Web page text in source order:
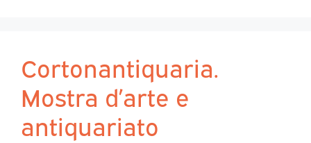
Cortonantiquaria.
Mostra d’arte e
antiquariato